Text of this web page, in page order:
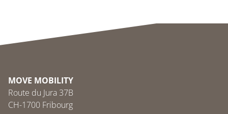
MOVE MOBILITY
Route du Jura 37B
CH-1700 Fribourg